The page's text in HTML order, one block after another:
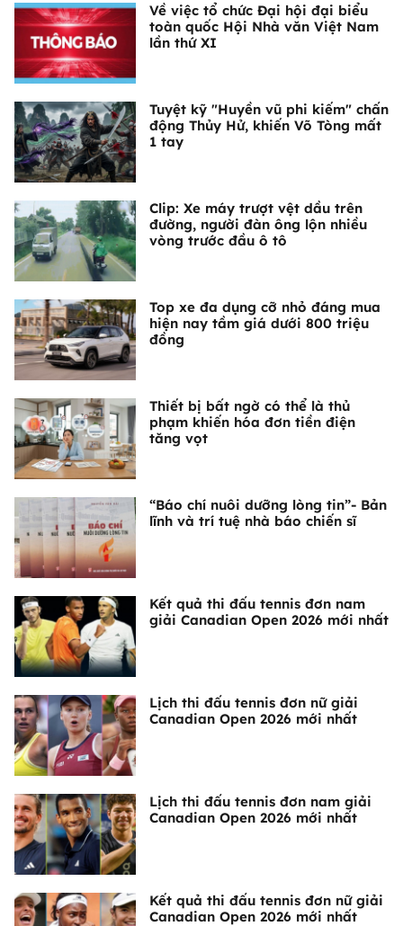
Về việc tổ chức Đại hội đại biểu
toàn quốc Hội Nhà văn Việt Nam
lần thứ XI
Tuyệt kỹ "Huyền vũ phi kiếm" chấn
động Thủy Hử, khiến Võ Tòng mất
1 tay
Clip: Xe máy trượt vệt dầu trên
đường, người đàn ông lộn nhiều
vòng trước đầu ô tô
Top xe đa dụng cỡ nhỏ đáng mua
hiện nay tầm giá dưới 800 triệu
đồng
Thiết bị bất ngờ có thể là thủ
phạm khiến hóa đơn tiền điện
tăng vọt
“Báo chí nuôi dưỡng lòng tin”- Bản
lĩnh và trí tuệ nhà báo chiến sĩ
Kết quả thi đấu tennis đơn nam
giải Canadian Open 2026 mới nhất
Lịch thi đấu tennis đơn nữ giải
Canadian Open 2026 mới nhất
Lịch thi đấu tennis đơn nam giải
Canadian Open 2026 mới nhất
Kết quả thi đấu tennis đơn nữ giải
Canadian Open 2026 mới nhất